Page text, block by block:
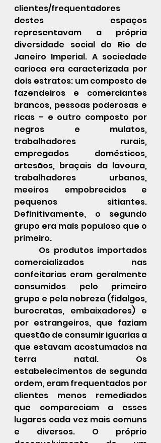
clientes/frequentadores
destes espaços
representavam a própria
diversidade social do Rio de
Janeiro Imperial. A sociedade
carioca era caracterizada por
dois estratos: um composto de
fazendeiros e comerciantes
brancos, pessoas poderosas e
ricas – e outro composto por
negros e mulatos,
trabalhadores rurais,
empregados domésticos,
artesãos, braçais da lavoura,
trabalhadores urbanos,
meeiros empobrecidos e
pequenos sitiantes.
Definitivamente, o segundo
grupo era mais populoso que o
primeiro.
comercializados nas
confeitarias eram geralmente
consumidos pelo primeiro
grupo e pela nobreza (fidalgos,
burocratas, embaixadores) e
por estrangeiros, que faziam
questão de consumir iguarias a
que estavam acostumados na
terra natal. Os
estabelecimentos de segunda
ordem, eram frequentados por
clientes menos remediados
que compareciam a esses
lugares cada vez mais comuns
e diversos. O próprio